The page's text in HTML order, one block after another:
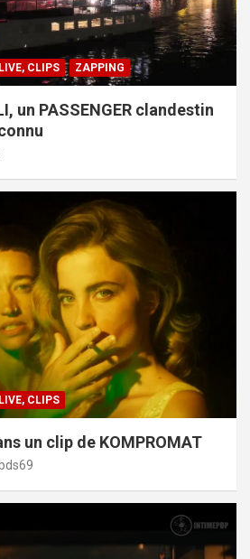
CLIPS ZAPPING
un PASSENGER clandestin
CLIPS
un clip de KOMPROMAT